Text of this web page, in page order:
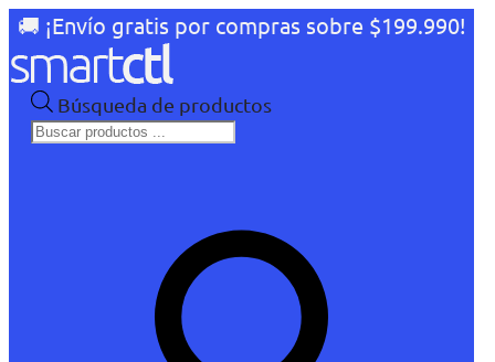
🚚 ¡Envío gratis por compras sobre $199.990!
Búsqueda de productos